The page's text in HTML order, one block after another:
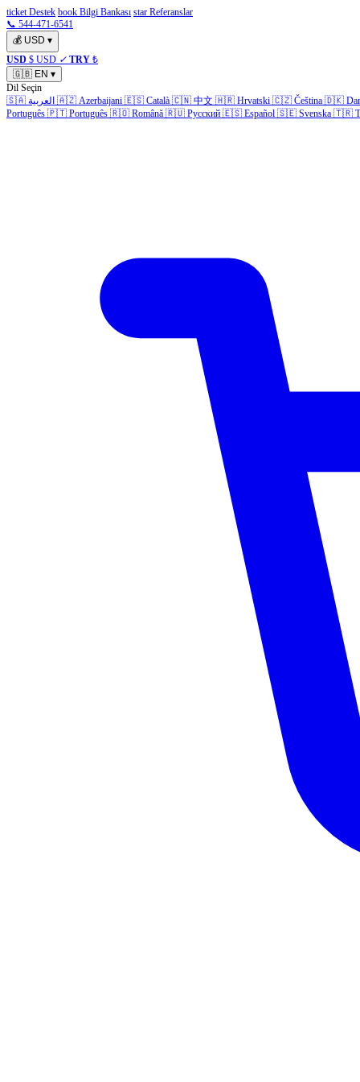
ticket Destek book Bilgi Bankası star Referanslar
📞 544-471-6541
💰 USD ▾
USD $ USD ✓ TRY ₺
🇬🇧 EN ▾
Dil Seçin
🇸🇦 العربية 🇦🇿 Azerbaijani 🇪🇸 Català 🇨🇳 中文 🇭🇷 Hrvatski 🇨🇿 Čeština 🇩🇰
Português 🇵🇹 Português 🇷🇴 Română 🇷🇺 Русский 🇪🇸 Español 🇸🇪 Svenska 🇹🇷